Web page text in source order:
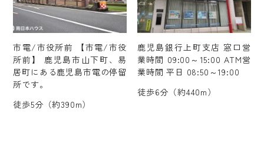
市電/市役所前 【市電/市役
所前】 鹿児島市山下町、易
居町にある鹿児島市電の停留
所です。
徒歩5分（約390m）
鹿児島銀行上町支店 窓口営
業時間 09:00～15:00 ATM営
業時間 平日 08:50～19:00
徒歩6分（約440m）